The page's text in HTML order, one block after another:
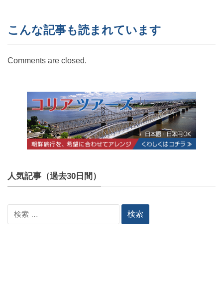
こんな記事も読まれています
Comments are closed.
人気記事（過去30日間）
索: